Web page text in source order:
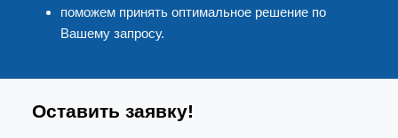
поможем принять оптимальное решение по
Вашему запросу.
Оставить заявку!